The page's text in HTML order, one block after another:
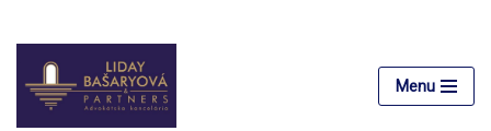
Preskočiť
na
obsah
Menu